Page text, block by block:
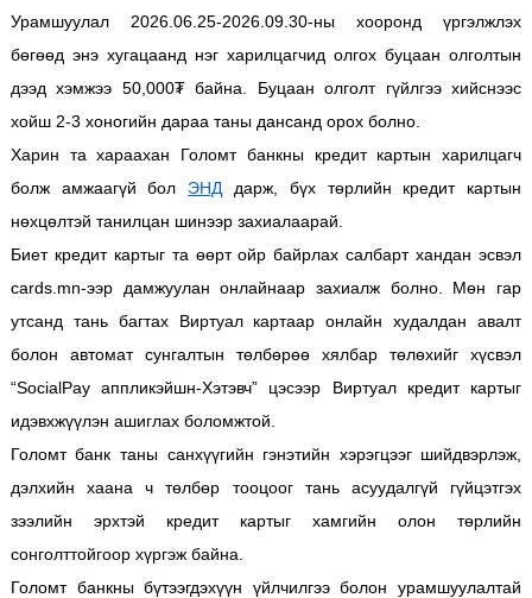
Урамшуулал 2026.06.25-2026.09.30-ны хооронд үргэлжлэх
бөгөөд энэ хугацаанд нэг харилцагчид олгох буцаан олголтын
дээд хэмжээ 50,000₮ байна. Буцаан олголт гүйлгээ хийснээс
хойш 2-3 хоногийн дараа таны дансанд орох болно.
Харин та хараахан Голомт банкны кредит картын харилцагч
болж амжаагүй бол ЭНДдарж, бүх төрлийн кредит картын
нөхцөлтэй танилцан шинээр захиалаарай.
Биет кредит картыг та өөрт ойр байрлах салбарт хандан эсвэл
cards.mn-ээр дамжуулан онлайнаар захиалж болно. Мөн гар
утсанд тань багтах Виртуал картаар онлайн худалдан авалт
болон автомат сунгалтын төлбөрөө хялбар төлөхийг хүсвэл
“SocialPay аппликэйшн-Хэтэвч” цэсээр Виртуал кредит картыг
идэвхжүүлэн ашиглах боломжтой.
Голомт банк таны санхүүгийн гэнэтийн хэрэгцээг шийдвэрлэж,
дэлхийн хаана ч төлбөр тооцоог тань асуудалгүй гүйцэтгэх
зээлийн эрхтэй кредит картыг хамгийн олон төрлийн
сонголттойгоор хүргэж байна.
Голомт банкны бүтээгдэхүүн үйлчилгээ болон урамшуулалтай